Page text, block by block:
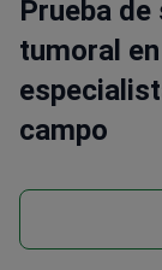
Prueba
tumoral
campo